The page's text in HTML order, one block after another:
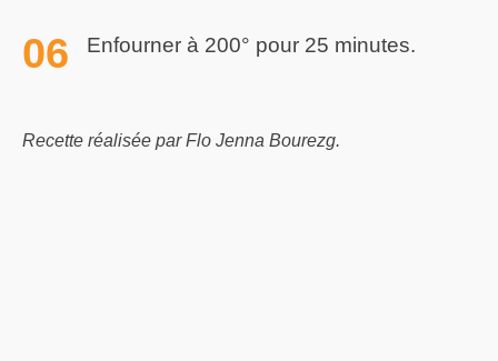
Enfourner à 200° pour 25 minutes.
Recette réalisée par Flo Jenna Bourezg.